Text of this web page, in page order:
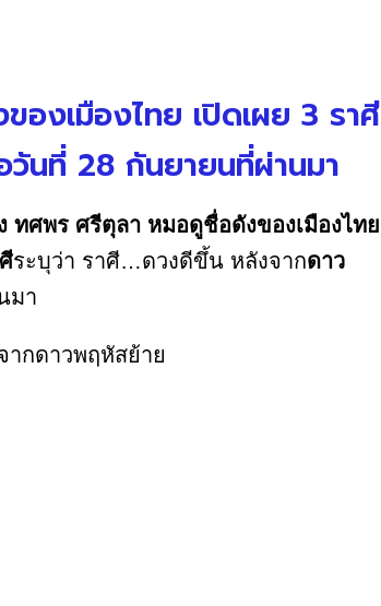
งเมืองไทย เปิดเผย 3 ราศี
นที่ 28 กันยายนที่ผ่านมา
ทศพร ศรีตุลา หมอดูชื่อดังของเมืองไทย
ระบุว่า ราศี…ดวงดีขึ้น หลังจากดาว
มา